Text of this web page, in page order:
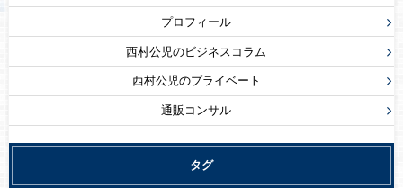
プロフィール
西村公児のビジネスコラム
西村公児のプライベート
通販コンサル
タグ